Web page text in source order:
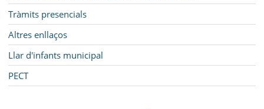
Tràmits presencials
Altres enllaços
Llar d'infants municipal
PECT